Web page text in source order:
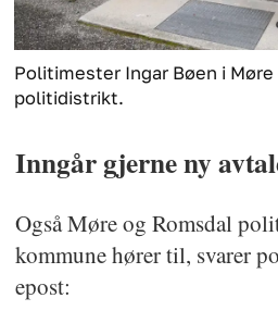
Politimester Ingar Bøen i Møre
politidistrikt.
Inngår gjerne ny
Også Møre og Romsdal
kommune hører til, svarer
epost: